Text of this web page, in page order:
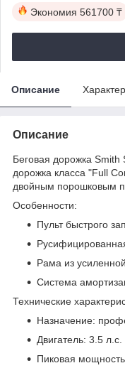
Экономия 561700 ₸
Описание
Описание
Беговая дорожка
дорожка класса "Full
двойным порошковым
Особенности:
Пульт быстрого
Рама из
Система
Технические
Назначение:
Двигатель: 3.5 л.с.
Пиковая